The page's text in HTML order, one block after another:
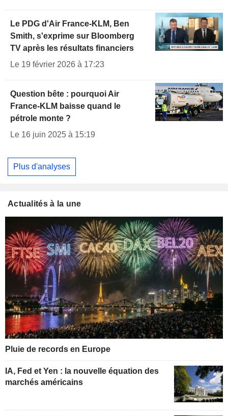
Le PDG d'Air France-KLM, Ben
Smith, s'exprime sur Bloomberg
TV après les résultats financiers
Le 19 février 2026 à 17:23
Question bête : pourquoi Air
France-KLM baisse quand le
pétrole monte ?
Le 16 juin 2025 à 15:19
Plus d'analyses
Actualités à la une
Pluie de records en Europe
IA, Fed et Yen : la nouvelle équation des
marchés américains